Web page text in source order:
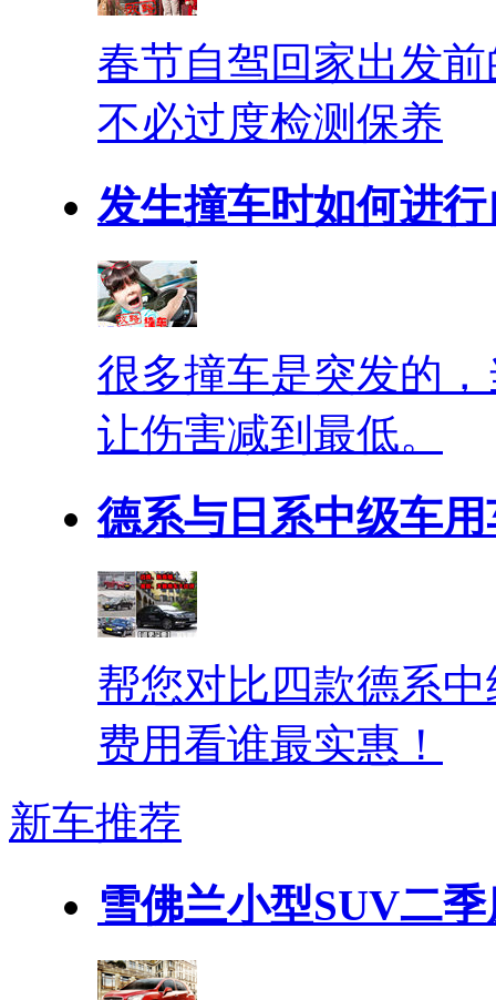
春节自驾回家出发
不必过度检测保养
发生撞车时如何进
很多撞车是突发的
让伤害减到最低。
德系与日系中级车
帮您对比四款德系
费用看谁最实惠！
新车推荐
雪佛兰小型SUV二